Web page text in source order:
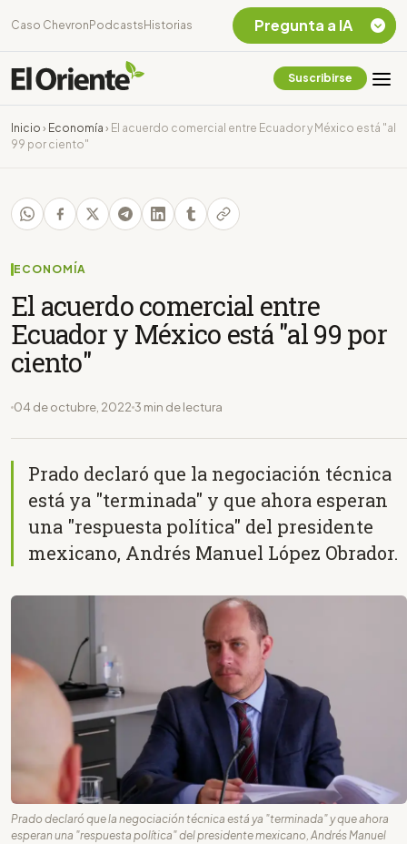
Caso Chevron Podcasts Historias
Suscribirse
Inicio › Economía › El acuerdo comercial entre Ecuador y México está "al
99 por ciento"
ECONOMÍA
El acuerdo comercial entre
Ecuador y México está "al 99 por
ciento"
04 de octubre, 2022 3 min de lectura
Prado declaró que la negociación técnica
está ya "terminada" y que ahora esperan
una "respuesta política" del presidente
mexicano, Andrés Manuel López Obrador.
Prado declaró que la negociación técnica está ya "terminada" y que ahora
esperan una "respuesta política" del presidente mexicano, Andrés Manuel
Pregunta a IA
Chevron Ecuador